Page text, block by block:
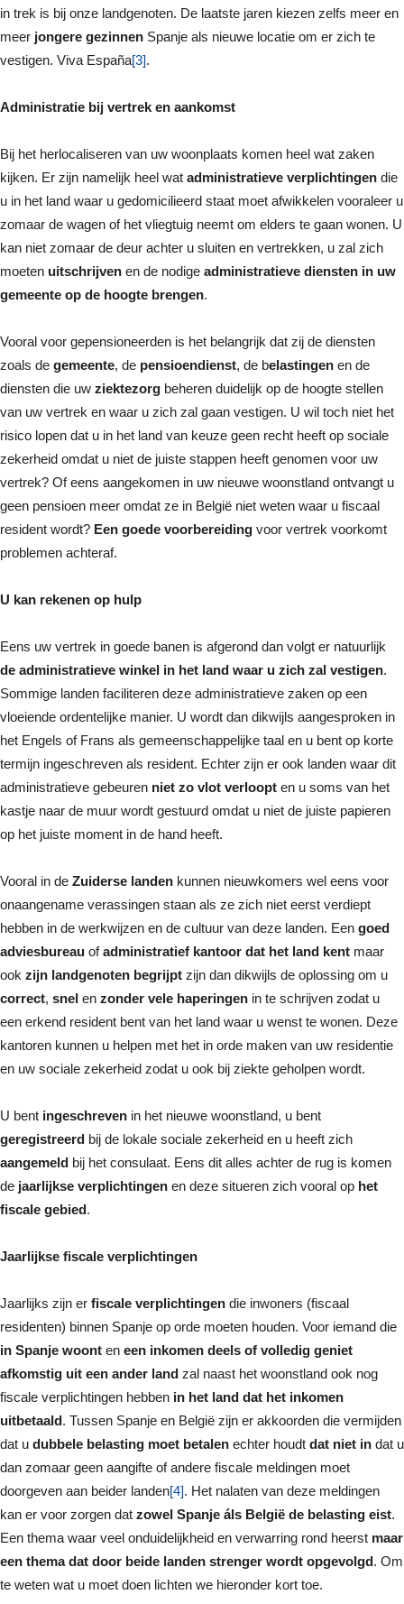
in trek is bij onze landgenoten. De laatste jaren kiezen zelfs meer en
meer jongere gezinnen Spanje als nieuwe locatie om er zich te
vestigen. Viva España[3].
Administratie bij vertrek en aankomst
Bij het herlocaliseren van uw woonplaats komen heel wat zaken
kijken. Er zijn namelijk heel wat administratieve verplichtingen die
u in het land waar u gedomicilieerd staat moet afwikkelen vooraleer u
zomaar de wagen of het vliegtuig neemt om elders te gaan wonen. U
kan niet zomaar de deur achter u sluiten en vertrekken, u zal zich
moeten uitschrijven en de nodige administratieve diensten in uw
gemeente op de hoogte brengen.
Vooral voor gepensioneerden is het belangrijk dat zij de diensten
zoals de gemeente, de pensioendienst, de belastingen en de
diensten die uw ziektezorg beheren duidelijk op de hoogte stellen
van uw vertrek en waar u zich zal gaan vestigen. U wil toch niet het
risico lopen dat u in het land van keuze geen recht heeft op sociale
zekerheid omdat u niet de juiste stappen heeft genomen voor uw
vertrek? Of eens aangekomen in uw nieuwe woonstland ontvangt u
geen pensioen meer omdat ze in België niet weten waar u fiscaal
resident wordt? Een goede voorbereiding voor vertrek voorkomt
problemen achteraf.
U kan rekenen op hulp
Eens uw vertrek in goede banen is afgerond dan volgt er natuurlijk
de administratieve winkel in het land waar u zich zal vestigen.
Sommige landen faciliteren deze administratieve zaken op een
vloeiende ordentelijke manier. U wordt dan dikwijls aangesproken in
het Engels of Frans als gemeenschappelijke taal en u bent op korte
termijn ingeschreven als resident. Echter zijn er ook landen waar dit
administratieve gebeuren niet zo vlot verloopt en u soms van het
kastje naar de muur wordt gestuurd omdat u niet de juiste papieren
op het juiste moment in de hand heeft.
Vooral in de Zuiderse landen kunnen nieuwkomers wel eens voor
onaangename verassingen staan als ze zich niet eerst verdiept
hebben in de werkwijzen en de cultuur van deze landen. Een goed
adviesbureau ofadministratief kantoor dat het land kent maar
ook zijn landgenoten begrijpt zijn dan dikwijls de oplossing om u
correct, snel en zonder vele haperingen in te schrijven zodat u
een erkend resident bent van het land waar u wenst te wonen. Deze
kantoren kunnen u helpen met het in orde maken van uw residentie
en uw sociale zekerheid zodat u ook bij ziekte geholpen wordt.
U bent ingeschreven in het nieuwe woonstland, u bent
geregistreerd bij de lokale sociale zekerheid en u heeft zich
aangemeld bij het consulaat. Eens dit alles achter de rug is komen
de jaarlijkse verplichtingen en deze situeren zich vooral op het
fiscale gebied.
Jaarlijkse fiscale verplichtingen
Jaarlijks zijn er fiscale verplichtingen die inwoners (fiscaal
residenten) binnen Spanje op orde moeten houden. Voor iemand die
in Spanje woont en een inkomen deels of volledig geniet
afkomstig uit een ander land zal naast het woonstland ook nog
fiscale verplichtingen hebben in het land dat het inkomen
uitbetaald. Tussen Spanje en België zijn er akkoorden die vermijden
dat u dubbele belasting moet betalen echter houdt dat niet in dat u
dan zomaar geen aangifte of andere fiscale meldingen moet
doorgeven aan beider landen[4]. Het nalaten van deze meldingen
kan er voor zorgen dat zowel Spanje áls België de belasting eist.
Een thema waar veel onduidelijkheid en verwarring rond heerst maar
een thema dat door beide landen strenger wordt opgevolgd. Om
te weten wat u moet doen lichten we hieronder kort toe.